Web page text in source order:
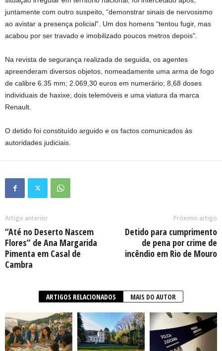
juntamente com outro suspeito, “demonstrar sinais de nervosismo
ao avistar a presença policial”. Um dos homens “tentou fugir, mas
acabou por ser travado e imobilizado poucos metros depois”.
Na revista de segurança realizada de seguida, os agentes
apreenderam diversos objetos, nomeadamente uma arma de fogo
de calibre 6.35 mm; 2.069,30 euros em numerário; 8,68 doses
individuais de haxixe; dois telemóveis e uma viatura da marca
Renault.
O detido foi constituído arguido e os factos comunicados às
autoridades judiciais.
Artigo anterior
“Até no Deserto Nascem
Flores” de Ana Margarida
Pimenta em Casal de
Cambra
Próximo artigo
Detido para cumprimento
de pena por crime de
incêndio em Rio de Mouro
ARTIGOS RELACIONADOS MAIS DO AUTOR